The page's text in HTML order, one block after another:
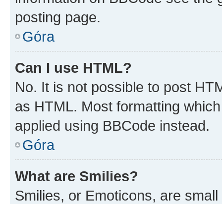
posting page.
Góra
Can I use HTML?
No. It is not possible to post
as HTML. Most formatting
applied using BBCode instead.
Góra
What are Smilies?
Smilies, or Emoticons, are